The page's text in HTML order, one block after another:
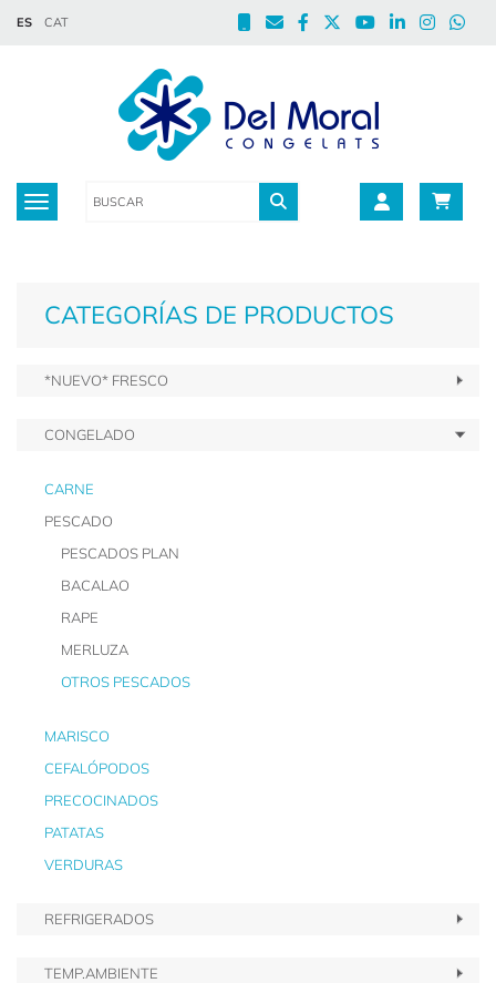
ES CAT
Toggle navigation
CATEGORÍAS DE PRODUCTOS
*NUEVO* FRESCO
CONGELADO
CARNE
PESCADO
PESCADOS PLAN
BACALAO
RAPE
MERLUZA
OTROS PESCADOS
MARISCO
CEFALÓPODOS
PRECOCINADOS
PATATAS
VERDURAS
REFRIGERADOS
TEMP.AMBIENTE